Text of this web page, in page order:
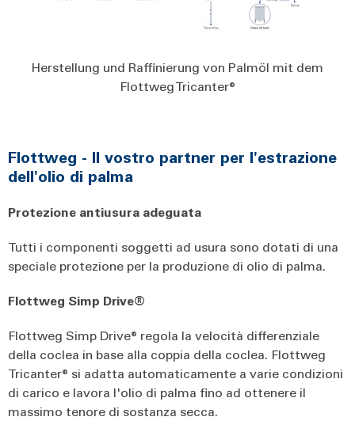
Herstellung und Raffinierung von Palmöl mit dem
Flottweg Tricanter®
Flottweg - Il vostro partner per l'estrazione
dell'olio di palma
Protezione antiusura adeguata
Tutti i componenti soggetti ad usura sono dotati di una
speciale protezione per la produzione di olio di palma.
Flottweg Simp Drive®
Flottweg Simp Drive® regola la velocità differenziale
della coclea in base alla coppia della coclea. Flottweg
Tricanter® si adatta automaticamente a varie condizioni
di carico e lavora l'olio di palma fino ad ottenere il
massimo tenore di sostanza secca.